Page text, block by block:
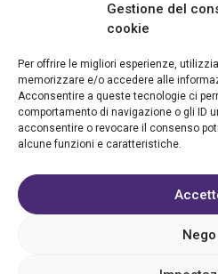
Gestione del
cookie
Per offrire le migliori esperienze,
memorizzare e/o accedere alle
Acconsentire a queste tecnologie ci
comportamento di navigazione o gli ID
acconsentire o revocare il consenso
alcune funzioni e caratteristiche.
Nego
Privacy policy